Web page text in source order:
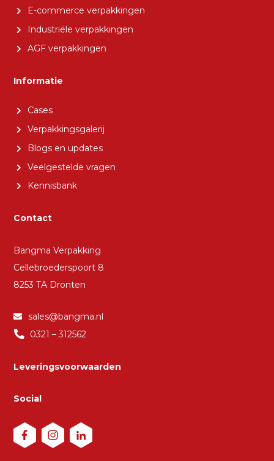
E-commerce verpakkingen
Industriële verpakkingen
AGF verpakkingen
Informatie
Cases
Verpakkingsgalerij
Blogs en updates
Veelgestelde vragen
Kennisbank
Contact
Bangma Verpakking
Cellebroederspoort 8
8253 TA Dronten
sales@bangma.nl
0321 – 312562
Leveringsvoorwaarden
Social